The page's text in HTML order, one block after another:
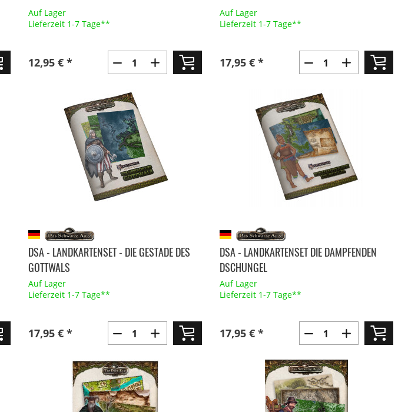
Auf Lager
Lieferzeit 1-7 Tage**
12,95 € *
Auf Lager
Lieferzeit 1-7 Tage**
17,95 € *
DSA - LANDKARTENSET - DIE GESTADE DES
GOTTWALS
Auf Lager
Lieferzeit 1-7 Tage**
17,95 € *
DSA - LANDKARTENSET DIE DAMPFENDEN
DSCHUNGEL
Auf Lager
Lieferzeit 1-7 Tage**
17,95 € *